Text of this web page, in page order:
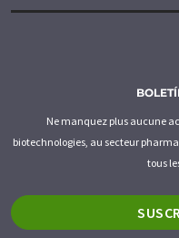
Ne manquez plus aucune
biotechnologies, au secteur
tous